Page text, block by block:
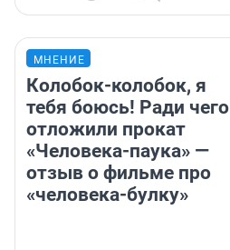
МНЕНИЕ
Колобок-колобок, я
тебя боюсь! Ради чего
отложили прокат
«Человека-паука» —
отзыв о фильме про
«человека-булку»